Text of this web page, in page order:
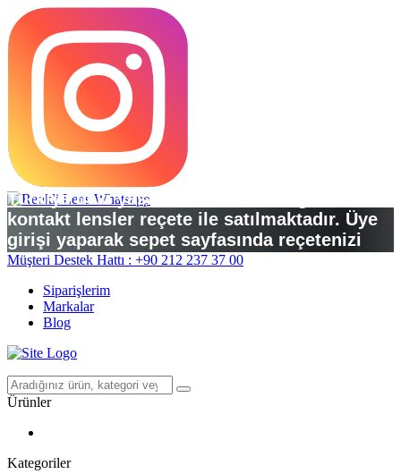
Türkiye’deki yasal düzenlemelere göre
kontakt lensler reçete ile satılmaktadır. Üye
girişi yaparak sepet sayfasında reçetenizi
yükleyebilirsiniz.
Müşteri Destek Hattı : +90 212 237 37 00
Siparişlerim
Markalar
Blog
Ürünler
Kategoriler